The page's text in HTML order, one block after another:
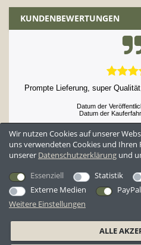
KUNDENBEWERTUNGEN
Prompte Lieferung, super
Datum der
Datum der
Wir nutzen Cookies auf unserer
uns verwendeten Cookies und Ihren
unserer Daten­schutz­erklärung und
Essenziell
Statistik
Externe Medien
PayPal
Weitere Einstellungen
ALLE
AGB
Datenschutzerklärung